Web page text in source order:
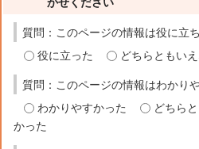
かせください
質問：このページの情報は役に立
役に立った
どちらともい
質問：このページの情報はわかり
わかりやすかった
どちら
かった